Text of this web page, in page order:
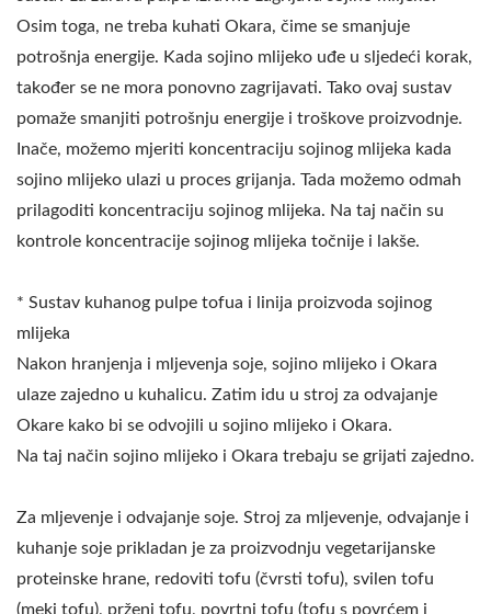
Osim toga, ne treba kuhati Okara, čime se smanjuje
potrošnja energije. Kada sojino mlijeko uđe u sljedeći korak,
također se ne mora ponovno zagrijavati. Tako ovaj sustav
pomaže smanjiti potrošnju energije i troškove proizvodnje.
Inače, možemo mjeriti koncentraciju sojinog mlijeka kada
sojino mlijeko ulazi u proces grijanja. Tada možemo odmah
prilagoditi koncentraciju sojinog mlijeka. Na taj način su
kontrole koncentracije sojinog mlijeka točnije i lakše.
* Sustav kuhanog pulpe tofua i linija proizvoda sojinog
mlijeka
Nakon hranjenja i mljevenja soje, sojino mlijeko i Okara
ulaze zajedno u kuhalicu. Zatim idu u stroj za odvajanje
Okare kako bi se odvojili u sojino mlijeko i Okara.
Na taj način sojino mlijeko i Okara trebaju se grijati zajedno.
Za mljevenje i odvajanje soje. Stroj za mljevenje, odvajanje i
kuhanje soje prikladan je za proizvodnju vegetarijanske
proteinske hrane, redoviti tofu (čvrsti tofu), svilen tofu
(meki tofu), prženi tofu, povrtni tofu (tofu s povrćem i